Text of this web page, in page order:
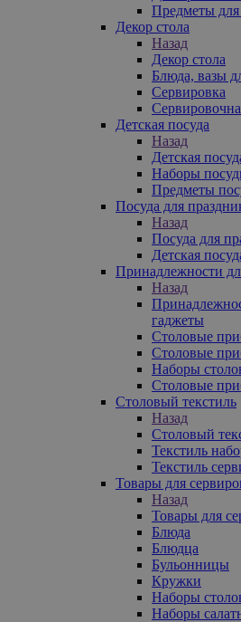
Предметы для
Декор стола
Назад
Декор стола
Блюда, вазы
Сервировка
Детская посуда
Назад
Детская
Наборы
Предметы
Посуда для
Назад
Посуда для
Детская
Принадлежности
Назад
гаджеты
Столовые
Столовые
Наборы
Столовые
Столовый текстиль
Назад
Столовый
Текстиль
Текстиль
Товары для
Назад
Товары для
Блюда
Блюдца
Бульонницы
Кружки
Наборы
Наборы